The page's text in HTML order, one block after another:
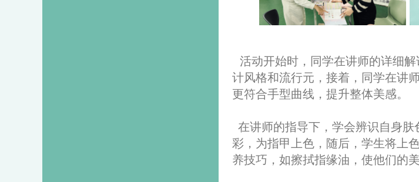
活动开始时，同学在讲师的详细
计风格和流行元，接着，同学在讲
更符合手型曲线，提升整体美感。
在讲师的指导下，学会辨识自身
彩，为指甲上色，随后，学生将上
养技巧，如擦拭指缘油，使他们的